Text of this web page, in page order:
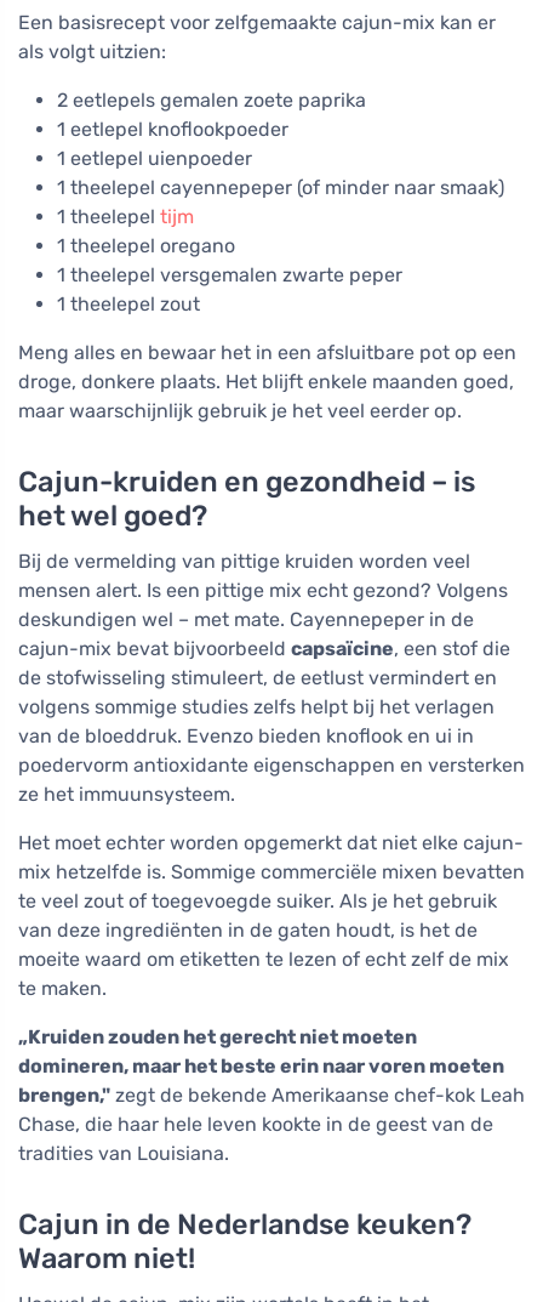
Een basisrecept voor zelfgemaakte cajun-mix kan er
als volgt uitzien:
2 eetlepels gemalen zoete paprika
1 eetlepel knoflookpoeder
1 eetlepel uienpoeder
1 theelepel cayennepeper (of minder naar smaak)
1 theelepel tijm
1 theelepel oregano
1 theelepel versgemalen zwarte peper
1 theelepel zout
Meng alles en bewaar het in een afsluitbare pot op een
droge, donkere plaats. Het blijft enkele maanden goed,
maar waarschijnlijk gebruik je het veel eerder op.
Cajun-kruiden en gezondheid – is
het wel goed?
Bij de vermelding van pittige kruiden worden veel
mensen alert. Is een pittige mix echt gezond? Volgens
deskundigen wel – met mate. Cayennepeper in de
cajun-mix bevat bijvoorbeeld capsaïcine, een stof die
de stofwisseling stimuleert, de eetlust vermindert en
volgens sommige studies zelfs helpt bij het verlagen
van de bloeddruk. Evenzo bieden knoflook en ui in
poedervorm antioxidante eigenschappen en versterken
ze het immuunsysteem.
Het moet echter worden opgemerkt dat niet elke cajun-
mix hetzelfde is. Sommige commerciële mixen bevatten
te veel zout of toegevoegde suiker. Als je het gebruik
van deze ingrediënten in de gaten houdt, is het de
moeite waard om etiketten te lezen of echt zelf de mix
te maken.
„Kruiden zouden het gerecht niet moeten
domineren, maar het beste erin naar voren moeten
brengen," zegt de bekende Amerikaanse chef-kok Leah
Chase, die haar hele leven kookte in de geest van de
tradities van Louisiana.
Cajun in de Nederlandse keuken?
Waarom niet!